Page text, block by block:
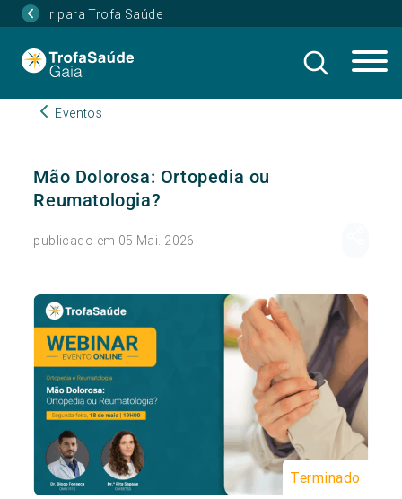
Ir para Trofa Saúde
Eventos
Mão Dolorosa: Ortopedia ou
Reumatologia?
publicado em 05 Mai. 2026
Terminado